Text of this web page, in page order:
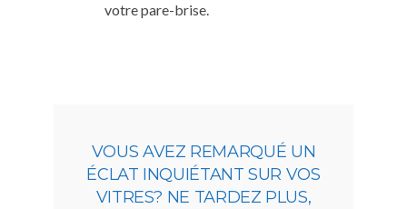
votre pare-brise.
VOUS AVEZ REMARQUÉ UN
ÉCLAT INQUIÉTANT SUR VOS
VITRES? NE TARDEZ PLUS,